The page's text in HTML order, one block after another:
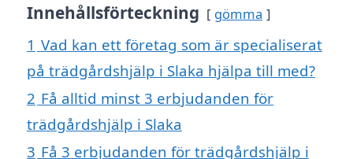
Innehållsförteckning gömma
1 Vad kan ett företag som är specialiserat
på trädgårdshjälp i Slaka hjälpa till med?
2 Få alltid minst 3 erbjudanden för
trädgårdshjälp i Slaka
3 Få 3 erbjudanden för trädgårdshjälp i